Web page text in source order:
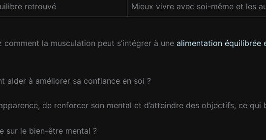
retrouvé Mieux vivre avec soi-même et les
la musculation peut s’intégrer à une alimentation équilibrée
aider à améliorer sa confiance en soi ?
de renforcer son mental et d’atteindre des objectifs, ce qui
sur le bien-être mental ?